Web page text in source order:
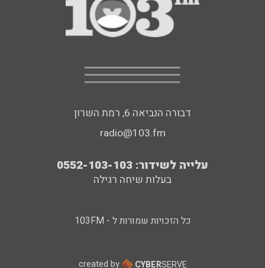
דבורה הנביאה 6, רמת השרון
radio@103.fm
עלייה לשידור: 0552-103-103
בעלות שיחה רגילה
כל הזכויות שמורות ל - 103FM
created by CYBERSERVE